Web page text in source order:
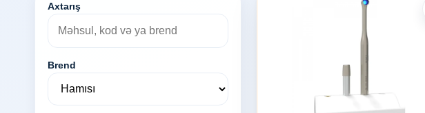
Axtarış
Brend